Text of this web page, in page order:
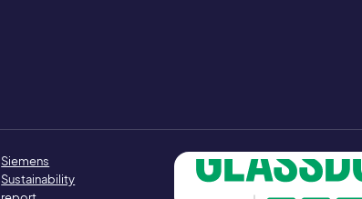
Siemens
Sustainability